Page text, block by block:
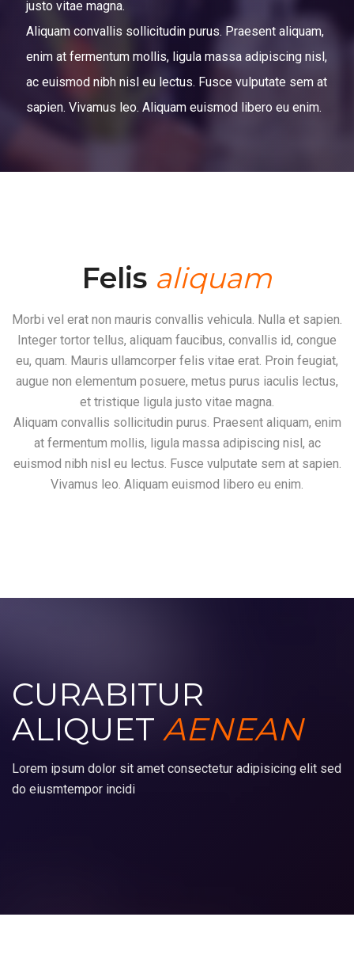
justo vitae magna.
Aliquam convallis sollicitudin purus. Praesent aliquam,
enim at fermentum mollis, ligula massa adipiscing nisl,
ac euismod nibh nisl eu lectus. Fusce vulputate sem at
sapien. Vivamus leo. Aliquam euismod libero eu enim.
Felis aliquam
Morbi vel erat non mauris convallis vehicula. Nulla et sapien.
Integer tortor tellus, aliquam faucibus, convallis id, congue
eu, quam. Mauris ullamcorper felis vitae erat. Proin feugiat,
augue non elementum posuere, metus purus iaculis lectus,
et tristique ligula justo vitae magna.
Aliquam convallis sollicitudin purus. Praesent aliquam, enim
at fermentum mollis, ligula massa adipiscing nisl, ac
euismod nibh nisl eu lectus. Fusce vulputate sem at sapien.
Vivamus leo. Aliquam euismod libero eu enim.
CURABITUR
ALIQUET AENEAN
Lorem ipsum dolor sit amet consectetur adipisicing elit sed
do eiusmtempor incidi